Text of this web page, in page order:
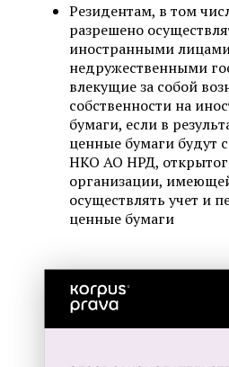
Резидентам, в том
разрешено
иностранными
недружественными
влекущие за собой
собственности на
бумаги, если в
ценные бумаги будут
НКО АО НРД,
организации,
осуществлять учет и
ценные бумаги